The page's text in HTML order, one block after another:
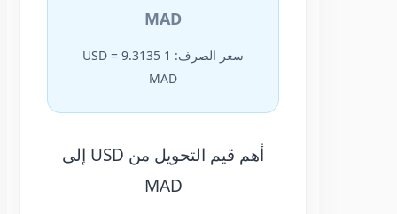
MAD
سعر الصرف: 1 USD = 9.3135
أهم قيم التحويل من USD إلى
MAD